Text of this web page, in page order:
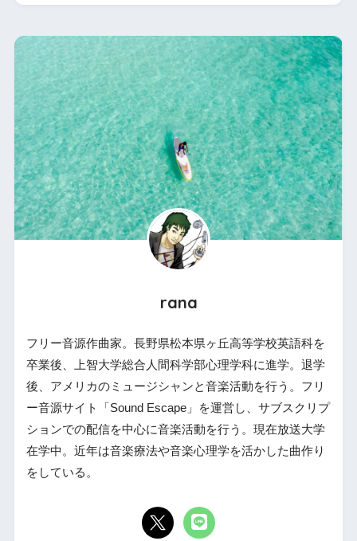
rana
フリー音源作曲家。長野県松本県ヶ丘高等学校英語科を
卒業後、上智大学総合人間科学部心理学科に進学。退学
後、アメリカのミュージシャンと音楽活動を行う。フリ
ー音源サイト「Sound Escape」を運営し、サブスクリプ
ションでの配信を中心に音楽活動を行う。現在放送大学
在学中。近年は音楽療法や音楽心理学を活かした曲作り
をしている。